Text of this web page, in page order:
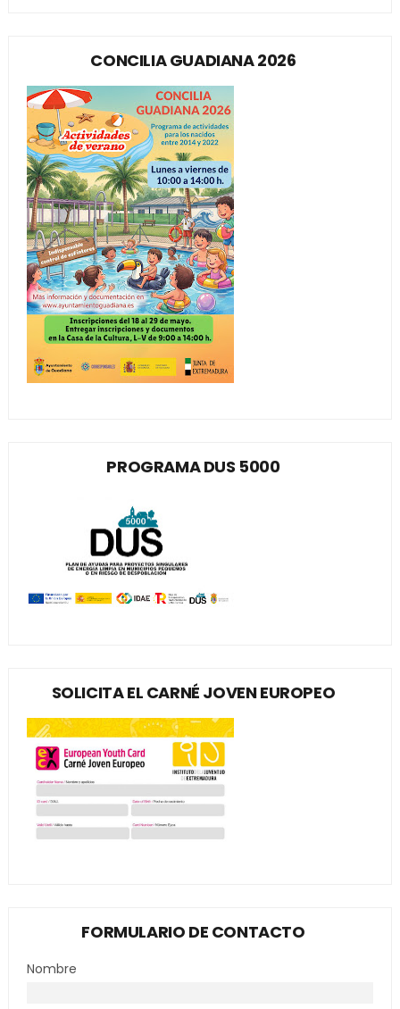
CONCILIA GUADIANA 2026
PROGRAMA DUS 5000
SOLICITA EL CARNÉ JOVEN EUROPEO
FORMULARIO DE CONTACTO
Nombre